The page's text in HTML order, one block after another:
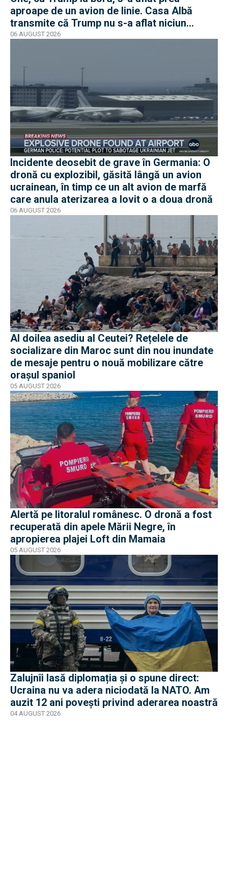
aproape de un avion de linie. Casa Albă
transmite că Trump nu s-a aflat niciun
moment în pericol
06 AUGUST 2026
Incidente deosebit de grave în Germania: O
dronă cu explozibil, găsită lângă un avion
ucrainean, în timp ce un alt avion de marfă
care anula aterizarea a lovit o a doua dronă
06 AUGUST 2026
Al doilea asediu al Ceutei? Rețelele de
socializare din Maroc sunt din nou inundate
de mesaje pentru o nouă mobilizare către
orașul spaniol
05 AUGUST 2026
Alertă pe litoralul românesc. O dronă a fost
recuperată din apele Mării Negre, în
apropierea plajei Loft din Mamaia
05 AUGUST 2026
Zalujnîi lasă diplomația și o spune direct:
Ucraina nu va adera niciodată la NATO. Am
auzit 12 ani povești privind aderarea noastră
04 AUGUST 2026